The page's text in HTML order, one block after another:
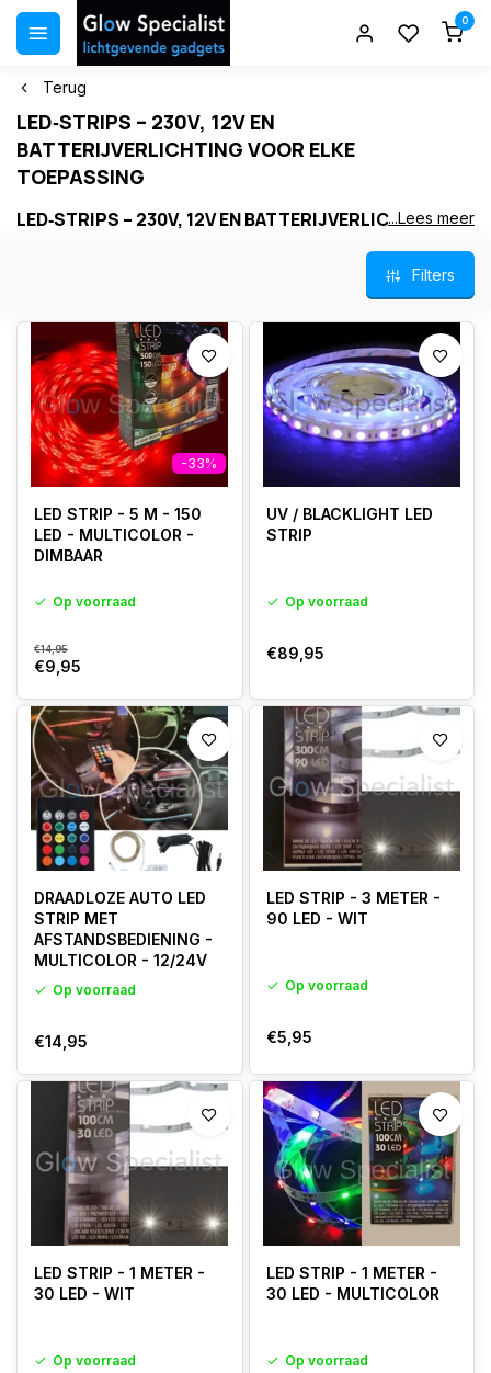
0
Terug
LED‑STRIPS – 230V, 12V EN
BATTERIJVERLICHTING VOOR ELKE
TOEPASSING
LED‑STRIPS – 230V, 12V EN BATTERIJVERLICHTING
elke situatie– van vaste
Of je nu kiest voor krachtige230V‑strips, flexibele
12V‑verlichting
voor voertuigen ofbatterij‑LED‑stripsvoor
carnavalswagens en tijdelijke decoraties, wij hebben de juiste
oplossing .
...Lees meer
Filters
-33%
LED STRIP - 5 M - 150
LED - MULTICOLOR -
DIMBAAR
Op voorraad
€14,95
€9,95
UV / BLACKLIGHT LED
STRIP
Op voorraad
€89,95
DRAADLOZE AUTO LED
STRIP MET
AFSTANDSBEDIENING -
MULTICOLOR - 12/24V
Op voorraad
€14,95
LED STRIP - 3 METER -
90 LED - WIT
Op voorraad
€5,95
LED STRIP - 1 METER -
30 LED - WIT
Op voorraad
LED STRIP - 1 METER -
30 LED - MULTICOLOR
Op voorraad